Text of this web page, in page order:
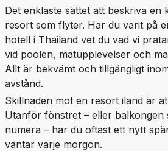
Det enklaste sättet att beskriva en
resort som flyter. Har du varit på
hotell i Thailand vet du vad vi
vid poolen, matupplevelser och
Allt är bekvämt och tillgängligt
avstånd.
Skillnaden mot en resort iland är
Utanför fönstret – eller balkongen
numera – har du oftast ett nytt
väntar varje morgon.